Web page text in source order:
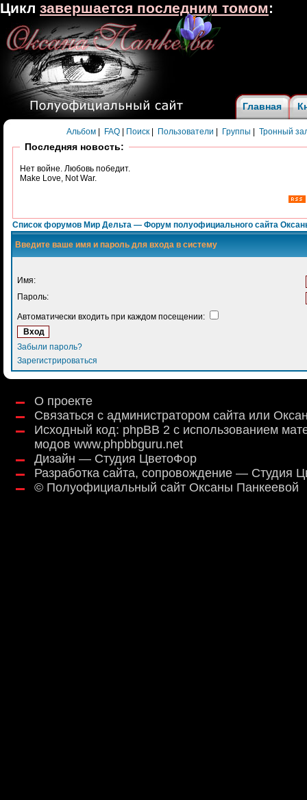
Главная
Альбом FAQ Поиск Пользователи Группы Тронный
Последняя новость:
Нет войне. Любовь победит.
Make Love, Not War.
Список форумов Мир Дельта — Форум полуофициального сайта
Введите ваше имя и пароль для входа в систему
Имя:
Пароль:
Автоматически входить при каждом посещении:
Забыли пароль?
Зарегистрироваться
О проекте
Связаться с администратором сайта или
Исходный код: phpBB 2 с использованием
модов www.phpbbguru.net
Дизайн — Студия ЦветоФор
Разработка сайта, сопровождение — Студия
© Полуофициальный сайт Оксаны Панкеевой
Цикл завершается последним томом: